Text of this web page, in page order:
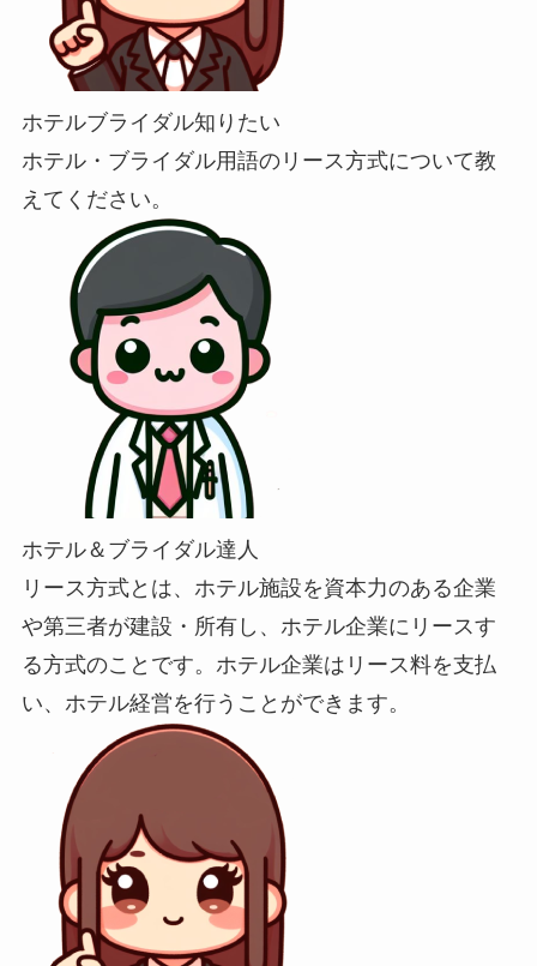
ホテルブライダル知りたい
ホテル・ブライダル用語のリース方式について教
えてください。
ホテル＆ブライダル達人
リース方式とは、ホテル施設を資本力のある企業
や第三者が建設・所有し、ホテル企業にリースす
る方式のことです。ホテル企業はリース料を支払
い、ホテル経営を行うことができます。